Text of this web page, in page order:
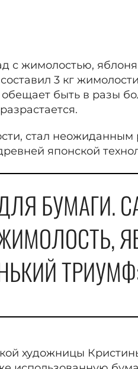
с жимолостью,
3 кг
быть в разы
стал
японской
БУМАГИ.
художницы